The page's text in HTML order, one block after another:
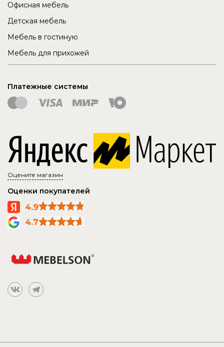
Офисная мебель
Детская мебель
Мебель в гостиную
Мебель для прихожей
Платежные системы
Оцените магазин
Оценки покупателей
4.9
4.7